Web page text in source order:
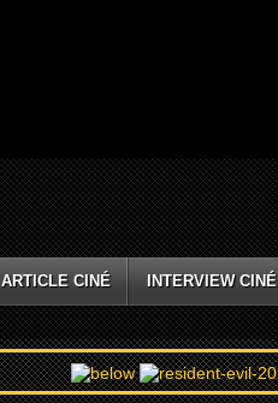
ARTICLE CINÉ INTERVIEW CINÉ